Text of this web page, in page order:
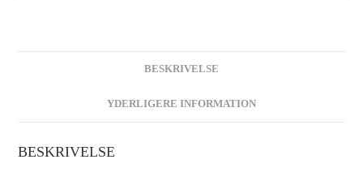
BESKRIVELSE
YDERLIGERE INFORMATION
BESKRIVELSE